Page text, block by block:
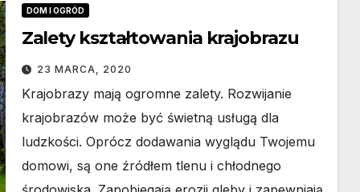
DOM I OGRÓD
Zalety kształtowania krajobrazu
23 MARCA, 2020
Krajobrazy mają ogromne zalety. Rozwijanie
krajobrazów może być świetną usługą dla
ludzkości. Oprócz dodawania wyglądu Twojemu
domowi, są one źródłem tlenu i chłodnego
– co
producent
2026
Rolety
vs
różnice
15 LUTEGO, 2026